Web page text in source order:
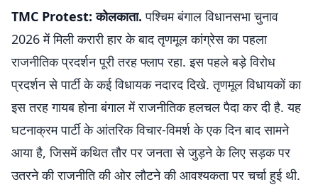
TMC Protest: कोलकाता.पश्चिम बंगाल विधानसभा चुनाव
2026 में मिली करारी हार के बाद तृणमूल कांग्रेस का पहला
राजनीतिक प्रदर्शन पूरी तरह फ्लाप रहा. इस पहले बड़े विरोध
प्रदर्शन से पार्टी के कई विधायक नदारद दिखे. तृणमूल विधायकों का
इस तरह गायब होना बंगाल में राजनीतिक हलचल पैदा कर दी है. यह
घटनाक्रम पार्टी के आंतरिक विचार-विमर्श के एक दिन बाद सामने
आया है, जिसमें कथित तौर पर जनता से जुड़ने के लिए सड़क पर
उतरने की राजनीति की ओर लौटने की आवश्यकता पर चर्चा हुई थी.